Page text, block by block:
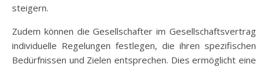
steigern.
Zudem können die Gesellschafter im Gesellschaftsvertrag
individuelle Regelungen festlegen, die ihren spezifischen
Bedürfnissen und Zielen entsprechen. Dies ermöglicht eine